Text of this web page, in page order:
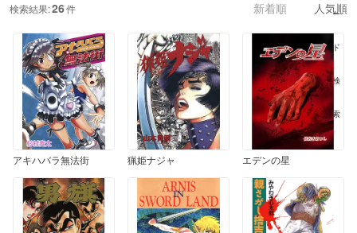
検索結果:26件 新着順 人気順
アキハバラ無法街 猟姫ナジャ エデンの星